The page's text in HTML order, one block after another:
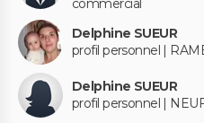
commercial
Delphine SUEUR
profil personnel |
Delphine SUEUR
profil personnel |